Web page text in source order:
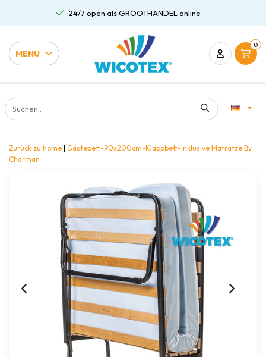
24/7 open als GROOTHANDEL online
MENU
0
Zurück zu home | Gästebett-90x200cm-Klappbett-inklusive Matratze By
Charmar